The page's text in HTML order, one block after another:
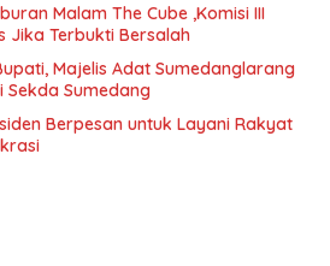
Malam The Cube ,Komisi III
Jika Terbukti Bersalah
Majelis Adat Sumedanglarang
Sumedang
Berpesan untuk Layani Rakyat